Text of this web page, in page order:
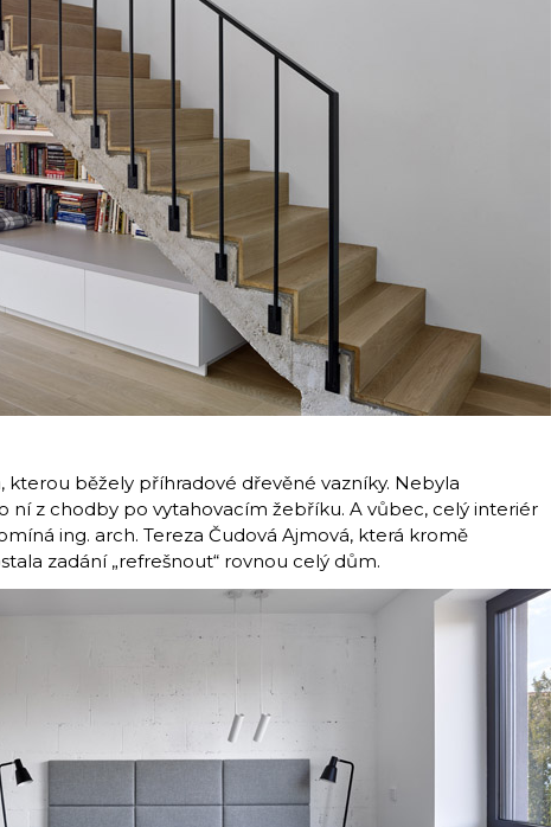
kterou běžely příhradové dřevěné vazníky. Nebyla
ní z chodby po vytahovacím žebříku. A vůbec, celý interiér
ing. arch. Tereza Čudová Ajmová, která kromě
zadání „refrešnout“ rovnou celý dům.